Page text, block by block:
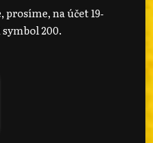
na účet 19‐
symbol 200.